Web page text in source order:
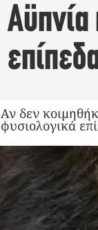
Αϋπνία
Αν δεν
φυσιολογικά